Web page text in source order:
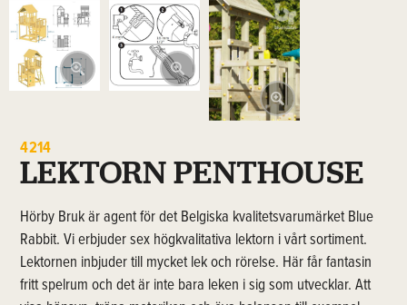
4214
LEKTORN PENTHOUSE
Hörby Bruk är agent för det Belgiska kvalitetsvarumärket Blue
Rabbit. Vi erbjuder sex högkvalitativa lektorn i vårt sortiment.
Lektornen inbjuder till mycket lek och rörelse. Här får fantasin
fritt spelrum och det är inte bara leken i sig som utvecklar. Att